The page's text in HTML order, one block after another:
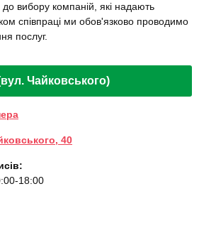
вибору компаній, які надають
співпраці ми обов'язково проводимо
послуг.
Чайковського)
40
18:00